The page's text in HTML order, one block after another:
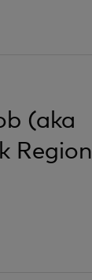
(aka
Region